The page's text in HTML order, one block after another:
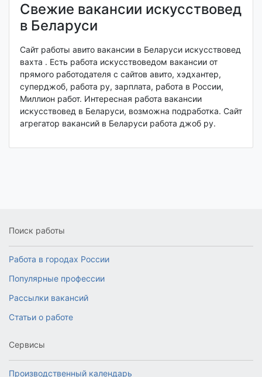
Свежие вакансии искусствовед
в Беларуси
Сайт работы авито вакансии в Беларуси искусствовед
вахта . Есть работа искусствоведом вакансии от
прямого работодателя с сайтов авито, хэдхантер,
суперджоб, работа ру, зарплата, работа в России,
Миллион работ. Интересная работа вакансии
искусствовед в Беларуси, возможна подработка. Сайт
агрегатор вакансий в Беларуси работа джоб ру.
Поиск работы
Работа в городах России
Популярные профессии
Рассылки вакансий
Статьи о работе
Сервисы
Производственный календарь